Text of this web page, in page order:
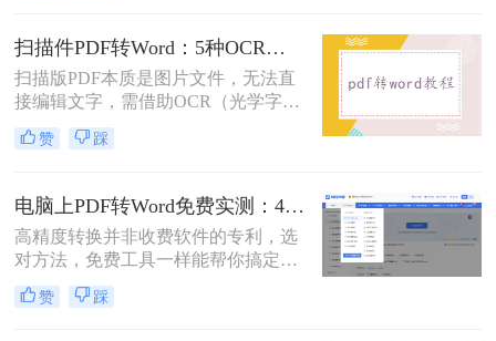
钱呢？本文将介绍几种不花钱的常用
方法，帮助您轻松实现PDF到Word的
转换。
扫描件PDF转Word：5种OCR方案的识别精度和速度对比！
扫描版PDF本质是图片文件，无法直
接编辑文字，需借助OCR（光学字符
识别）技术提取文字并转换为可编辑
的Word格式。那么扫描pdf怎么转换
5种主流方案，助您高效完成转换。
赞 踩
电脑上PDF转Word免费实测：4个方案的转换效果和注意事项！
高精度转换并非收费软件的专利，选
对方法，免费工具一样能帮你搞定复
杂排版。“免费的工具转换效果肯定
很差吧？”这是我作为办公软件测评
赞 踩